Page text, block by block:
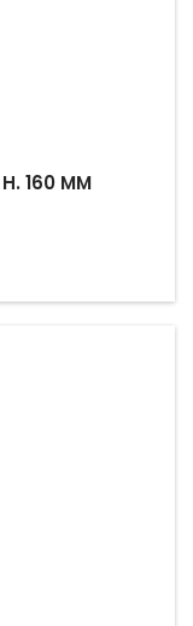
160 MM